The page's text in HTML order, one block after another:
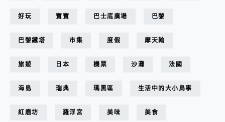
好玩 寶寶 巴士底廣場 巴黎
巴黎鐵塔 市集 度假 摩天輪
旅遊 日本 機票 沙灘 法國
海島 瑞典 瑪黑區 生活中的大小鳥事
紅磨坊 羅浮宮 美味 美食